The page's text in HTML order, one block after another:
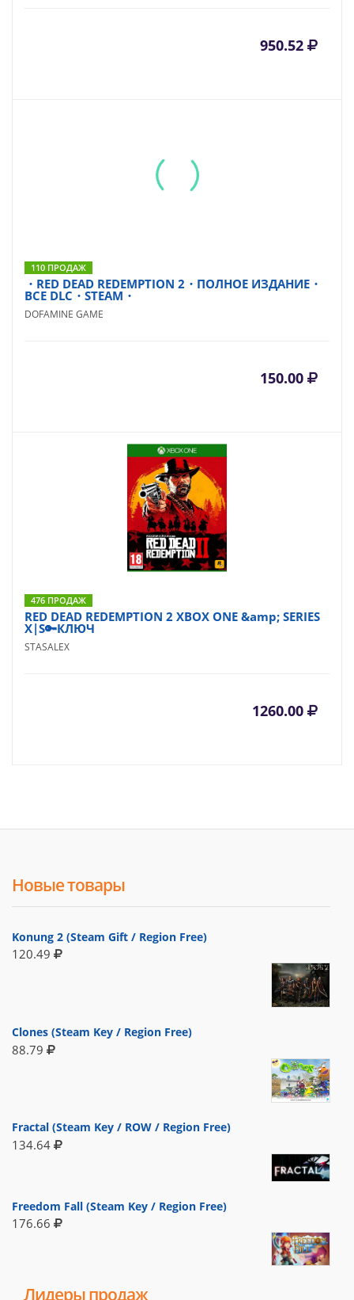
950.52
110 ПРОДАЖ
・RED DEAD REDEMPTION 2・ПОЛНОЕ ИЗДАНИЕ・
ВСЕ DLC・STEAM・
DOFAMINE GAME
150.00
476 ПРОДАЖ
RED DEAD REDEMPTION 2 XBOX ONE &amp; SERIES
X|S🔑КЛЮЧ
STASALEX
1260.00
Новые товары
Konung 2 (Steam Gift / Region Free)
120.49
Clones (Steam Key / Region Free)
88.79
Fractal (Steam Key / ROW / Region Free)
134.64
Freedom Fall (Steam Key / Region Free)
176.66
Лидеры продаж